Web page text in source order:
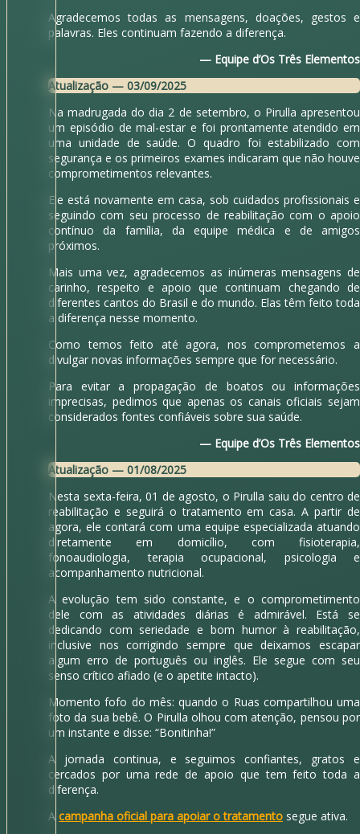
Agradecemos todas as mensagens, doações, gestos e
palavras. Eles continuam fazendo a diferença.
— Equipe d’Os Três Elementos
Atualização — 03/09/2025
Na madrugada do dia 2 de setembro, o Pirulla apresentou
um episódio de mal-estar e foi prontamente atendido em
uma unidade de saúde. O quadro foi estabilizado com
segurança e os primeiros exames indicaram que não houve
comprometimentos relevantes.
Ele está novamente em casa, sob cuidados profissionais e
seguindo com seu processo de reabilitação com o apoio
contínuo da família, da equipe médica e de amigos
próximos.
Mais uma vez, agradecemos as inúmeras mensagens de
carinho, respeito e apoio que continuam chegando de
diferentes cantos do Brasil e do mundo. Elas têm feito toda
a diferença nesse momento.
Como temos feito até agora, nos comprometemos a
divulgar novas informações sempre que for necessário.
Para evitar a propagação de boatos ou informações
imprecisas, pedimos que apenas os canais oficiais sejam
considerados fontes confiáveis sobre sua saúde.
— Equipe d’Os Três Elementos
Atualização — 01/08/2025
Nesta sexta-feira, 01 de agosto, o Pirulla saiu do centro de
reabilitação e seguirá o tratamento em casa. A partir de
agora, ele contará com uma equipe especializada atuando
diretamente em domicílio, com fisioterapia,
fonoaudiologia, terapia ocupacional, psicologia e
acompanhamento nutricional.
A evolução tem sido constante, e o comprometimento
dele com as atividades diárias é admirável. Está se
dedicando com seriedade e bom humor à reabilitação,
inclusive nos corrigindo sempre que deixamos escapar
algum erro de português ou inglês. Ele segue com seu
senso crítico afiado (e o apetite intacto).
Momento fofo do mês: quando o Ruas compartilhou uma
foto da sua bebê. O Pirulla olhou com atenção, pensou por
um instante e disse: “Bonitinha!”
A jornada continua, e seguimos confiantes, gratos e
cercados por uma rede de apoio que tem feito toda a
diferença.
A campanha oficial para apoiar o tratamento segue ativa.